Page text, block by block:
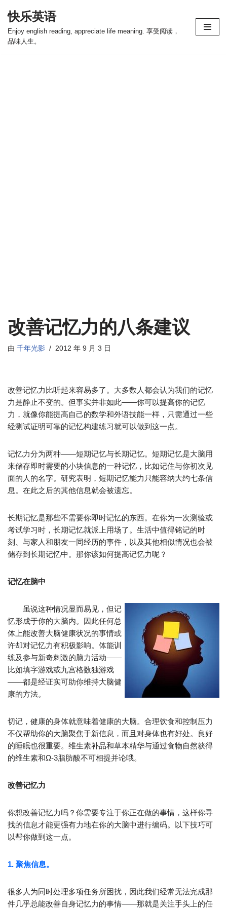
跳
至
快乐英语
Enjoy english reading, appreciate life meaning. 享受阅读，
品味人生。
改善记忆力的八条建议
由 千年光影 2012 年 9 月 3 日
改善记忆力比听起来容易多了。大多数人都会认为我们的记忆
力是静止不变的。但事实并非如此——你可以提高你的记忆
力，就像你能提高自己的数学和外语技能一样，只需通过一些
经测试证明可靠的记忆构建练习就可以做到这一点。
记忆力分为两种——短期记忆与长期记忆。短期记忆是大脑用
来储存即时需要的小块信息的一种记忆，比如记住与你初次见
面的人的名字。研究表明，短期记忆能力只能容纳大约七条信
息。在此之后的其他信息就会被遗忘。
长期记忆是那些不需要你即时记忆的东西。在你为一次测验或
考试学习时，长期记忆就派上用场了。生活中值得铭记的时
刻、与家人和朋友一同经历的事件，以及其他相似情况也会被
储存到长期记忆中。那你该如何提高记忆力呢？
记忆在脑中
虽说这种情况显而易见，但记
忆形成于你的大脑内。因此任何总
体上能改善大脑健康状况的事情或
许却对记忆力有积极影响。体能训
练及参与新奇刺激的脑力活动——
比如填字游戏或九宫格数独游戏
——都是经证实可助你维持大脑健
康的方法。
切记，健康的身体就意味着健康的大脑。合理饮食和控制压力
不仅帮助你的大脑聚焦于新信息，而且对身体也有好处。良好
的睡眠也很重要。维生素补品和草本精华与通过食物自然获得
的维生素和Ω-3脂肪酸不可相提并论哦。
改善记忆力
你想改善记忆力吗？你需要专注于你正在做的事情，这样你寻
找的信息才能更强有力地在你的大脑中进行编码。以下技巧可
以帮你做到这一点。
1. 聚焦信息。
很多人为同时处理多项任务所困扰，因此我们经常无法完成那
件几乎总能改善自身记忆力的事情——那就是关注手头上的任